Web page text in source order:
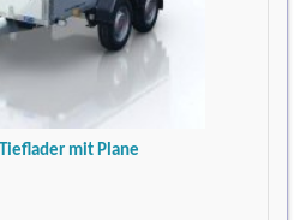
mit Plane